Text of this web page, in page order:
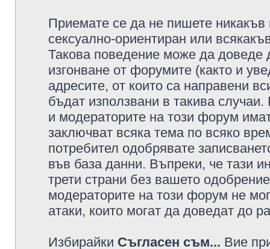
Приемате се да не пишете никакъв
сексуално-ориентиран или
Такова поведение може да доведе
изгонване от форумите (както и
адресите, от които са направени
бъдат използвани в такива
и модераторите на този форум
заключват всяка тема по всяко
потребител одобрявате
във база данни. Въпреки, че тази
трети страни без вашето
модераторите на този форум не
атаки, които могат да доведат до
Избирайки Съгласен съм... Вие